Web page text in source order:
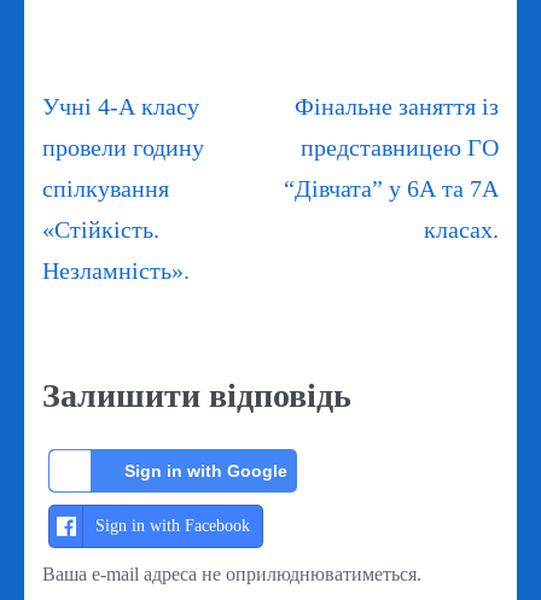
Навігація
записів
Учні 4-А класу
провели годину
спілкування
«Стійкість.
Незламність».
Фінальне заняття із
представницею ГО
“Дівчата” у 6А та 7А
класах.
Залишити відповідь
Sign in with Google
Sign in with Facebook
Ваша e-mail адреса не оприлюднюватиметься.